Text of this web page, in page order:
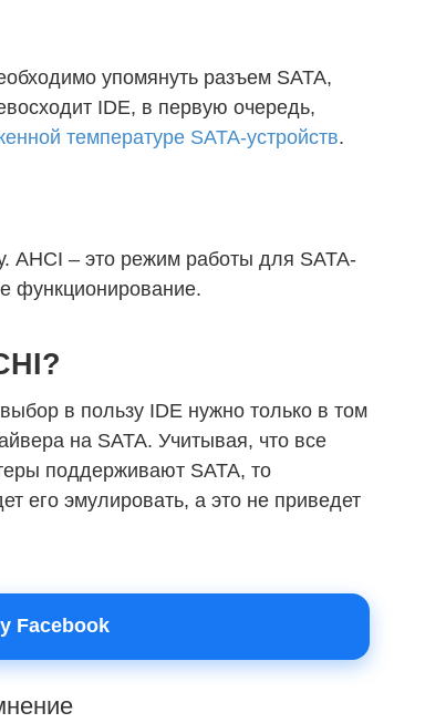
упомянуть разъем SATA,
IDE, в первую очередь,
температуре SATA-устройств.
AHCI – это режим работы для SATA-
функционирование.
в пользу IDE нужно только в том
на SATA. Учитывая, что все
поддерживают SATA, то
его эмулировать, а это не приведет
Facebook